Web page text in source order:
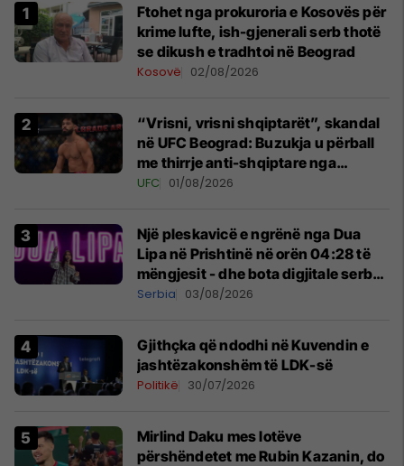
Ftohet nga prokuroria e Kosovës për
krime lufte, ish-gjenerali serb thotë
se dikush e tradhtoi në Beograd
Kosovë 02/08/2026
“Vrisni, vrisni shqiptarët”, skandal
në UFC Beograd: Buzukja u përball
me thirrje anti-shqiptare nga
tribunat
UFC 01/08/2026
Një pleskavicë e ngrënë nga Dua
Lipa në Prishtinë në orën 04:28 të
mëngjesit - dhe bota digjitale serbe
shpall gjendjen e luftës
Serbia 03/08/2026
Gjithçka që ndodhi në Kuvendin e
jashtëzakonshëm të LDK-së
Politikë 30/07/2026
Mirlind Daku mes lotëve
përshëndetet me Rubin Kazanin, do